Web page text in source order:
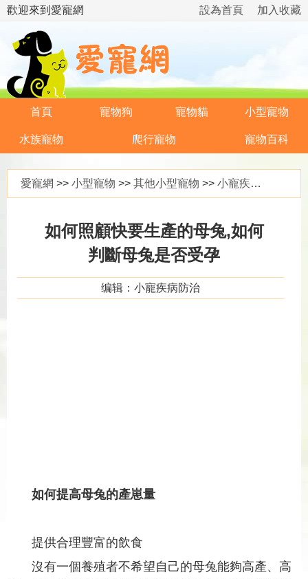
歡迎來到愛寵網 加入收藏
設為首頁
首頁 寵物狗 寵物貓 小型寵物
水族寵物 爬行寵物 寵物百科
愛寵網 >> 小型寵物 >> 其他小型寵物 >> 小寵疾病防治
如何照顧快要生產的母兔,如何
判斷母兔是否受孕
编辑：小寵疾病防治
如何提高母兔的產崽量
提供合理豐富的飲食
沒有一個養殖者不希望自己的母兔能夠高產、高